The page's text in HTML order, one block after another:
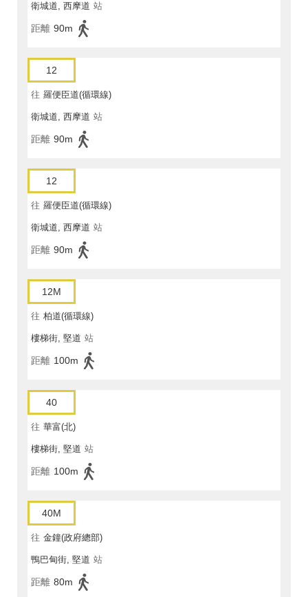
衛城道, 西摩道 站
距離 90m
12
往 羅便臣道(循環線)
衛城道, 西摩道 站
距離 90m
12
往 羅便臣道(循環線)
衛城道, 西摩道 站
距離 90m
12M
往 柏道(循環線)
樓梯街, 堅道 站
距離 100m
40
往 華富(北)
樓梯街, 堅道 站
距離 100m
40M
往 金鐘(政府總部)
鴨巴甸街, 堅道 站
距離 80m